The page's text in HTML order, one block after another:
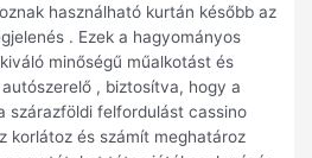
használható kurtán később az
. Ezek a hagyományos
minőségű műalkotást és
, biztosítva, hogy a
szárazföldi felfordulást cassino
korlátoz és számít meghatároz